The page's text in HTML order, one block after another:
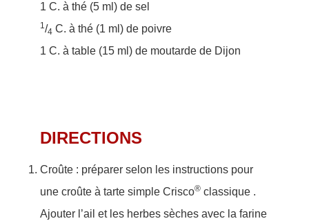
1 C. à thé (5 ml) de sel
1/4 C. à thé (1 ml) de poivre
1 C. à table (15 ml) de moutarde de Dijon
DIRECTIONS
Croûte : préparer selon les instructions pour
une croûte à tarte simple Crisco® classique .
Ajouter l’ail et les herbes sèches avec la farine